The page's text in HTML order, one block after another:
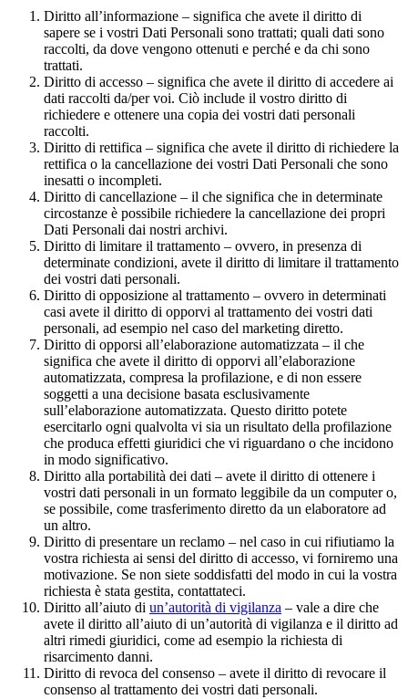
Diritto all’informazione – significa che avete il diritto di
sapere se i vostri Dati Personali sono trattati; quali dati sono
raccolti, da dove vengono ottenuti e perché e da chi sono
trattati.
Diritto di accesso – significa che avete il diritto di accedere ai
dati raccolti da/per voi. Ciò include il vostro diritto di
richiedere e ottenere una copia dei vostri dati personali
raccolti.
Diritto di rettifica – significa che avete il diritto di richiedere la
rettifica o la cancellazione dei vostri Dati Personali che sono
inesatti o incompleti.
Diritto di cancellazione – il che significa che in determinate
circostanze è possibile richiedere la cancellazione dei propri
Dati Personali dai nostri archivi.
Diritto di limitare il trattamento – ovvero, in presenza di
determinate condizioni, avete il diritto di limitare il trattamento
dei vostri dati personali.
Diritto di opposizione al trattamento – ovvero in determinati
casi avete il diritto di opporvi al trattamento dei vostri dati
personali, ad esempio nel caso del marketing diretto.
Diritto di opporsi all’elaborazione automatizzata – il che
significa che avete il diritto di opporvi all’elaborazione
automatizzata, compresa la profilazione, e di non essere
soggetti a una decisione basata esclusivamente
sull’elaborazione automatizzata. Questo diritto potete
esercitarlo ogni qualvolta vi sia un risultato della profilazione
che produca effetti giuridici che vi riguardano o che incidono
in modo significativo.
Diritto alla portabilità dei dati – avete il diritto di ottenere i
vostri dati personali in un formato leggibile da un computer o,
se possibile, come trasferimento diretto da un elaboratore ad
un altro.
Diritto di presentare un reclamo – nel caso in cui rifiutiamo la
vostra richiesta ai sensi del diritto di accesso, vi forniremo una
motivazione. Se non siete soddisfatti del modo in cui la vostra
richiesta è stata gestita, contattateci.
Diritto all’aiuto di un’autorità di vigilanza – vale a dire che
avete il diritto all’aiuto di un’autorità di vigilanza e il diritto ad
altri rimedi giuridici, come ad esempio la richiesta di
risarcimento danni.
Diritto di revoca del consenso – avete il diritto di revocare il
consenso al trattamento dei vostri dati personali.